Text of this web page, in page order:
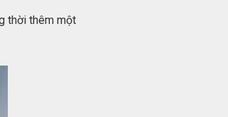
thời thêm một